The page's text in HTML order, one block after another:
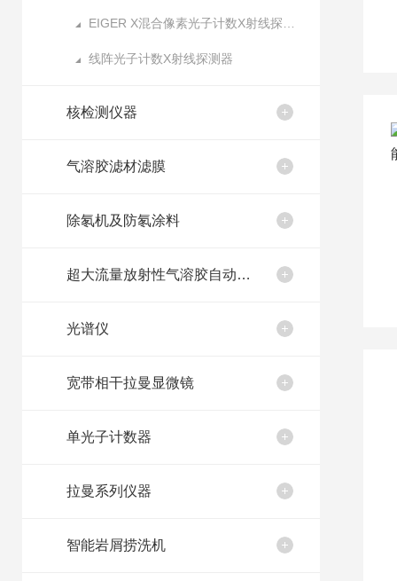
EIGER X混合像素光子计数X射线探测器
线阵光子计数X射线探测器
核检测仪器
气溶胶滤材滤膜
除氡机及防氡涂料
超大流量放射性气溶胶自动取样装置
光谱仪
宽带相干拉曼显微镜
单光子计数器
拉曼系列仪器
智能岩屑捞洗机